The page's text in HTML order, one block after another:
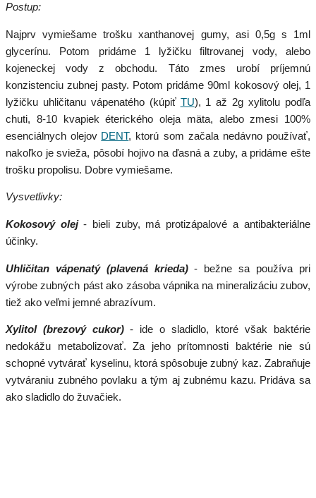
Postup:
Najprv vymiešame trošku xanthanovej gumy, asi 0,5g s 1ml
glycerínu. Potom pridáme 1 lyžičku filtrovanej vody, alebo
kojeneckej vody z obchodu. Táto zmes urobí príjemnú
konzistenciu zubnej pasty. Potom pridáme 90ml kokosový olej, 1
lyžičku uhličitanu vápenatého (kúpiť TU), 1 až 2g xylitolu podľa
chuti, 8-10 kvapiek éterického oleja mäta, alebo zmesi 100%
esenciálnych olejov DENT, ktorú som začala nedávno používať,
nakoľko je svieža, pôsobí hojivo na ďasná a zuby, a pridáme ešte
trošku propolisu. Dobre vymiešame.
Vysvetlivky:
Kokosový olej - bieli zuby, má protizápalové a antibakteriálne
účinky.
Uhličitan vápenatý (plavená krieda) - bežne sa používa pri
výrobe zubných pást ako zásoba vápnika na mineralizáciu zubov,
tiež ako veľmi jemné abrazívum.
Xylitol (brezový cukor) - ide o sladidlo, ktoré však baktérie
nedokážu metabolizovať. Za jeho prítomnosti baktérie nie sú
schopné vytvárať kyselinu, ktorá spôsobuje zubný kaz. Zabraňuje
vytváraniu zubného povlaku a tým aj zubnému kazu. Pridáva sa
ako sladidlo do žuvačiek.